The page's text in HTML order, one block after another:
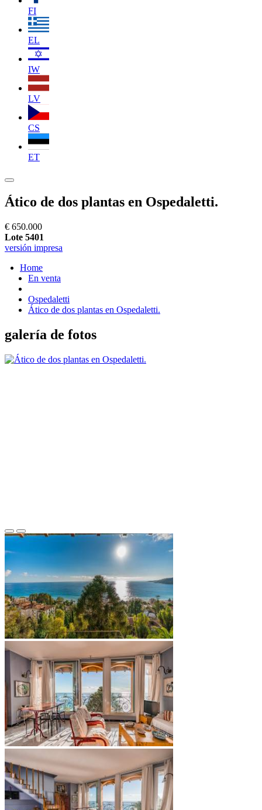
FI
EL
IW
LV
CS
ET
Ático de dos plantas en Ospedaletti.
€ 650.000
Lote 5401
versión impresa
Home
En venta
Ospedaletti
Ático de dos plantas en Ospedaletti.
galería de fotos